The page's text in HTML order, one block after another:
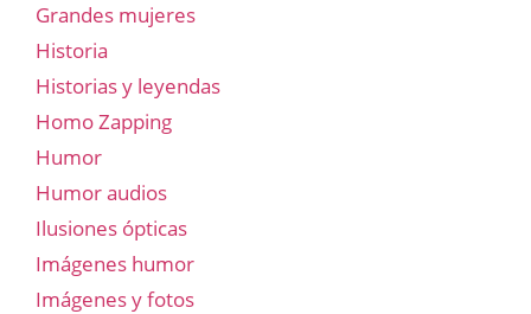
Grandes mujeres
Historia
Historias y leyendas
Homo Zapping
Humor
Humor audios
Ilusiones ópticas
Imágenes humor
Imágenes y fotos